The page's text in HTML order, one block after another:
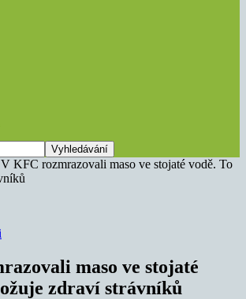
V KFC rozmrazovali maso ve stojaté vodě. To
maso ve stojaté
zdraví strávníků